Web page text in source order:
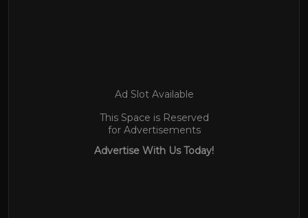
Ad Slot Available
This Space is Reserved
for Advertisements
Advertise With Us Today!